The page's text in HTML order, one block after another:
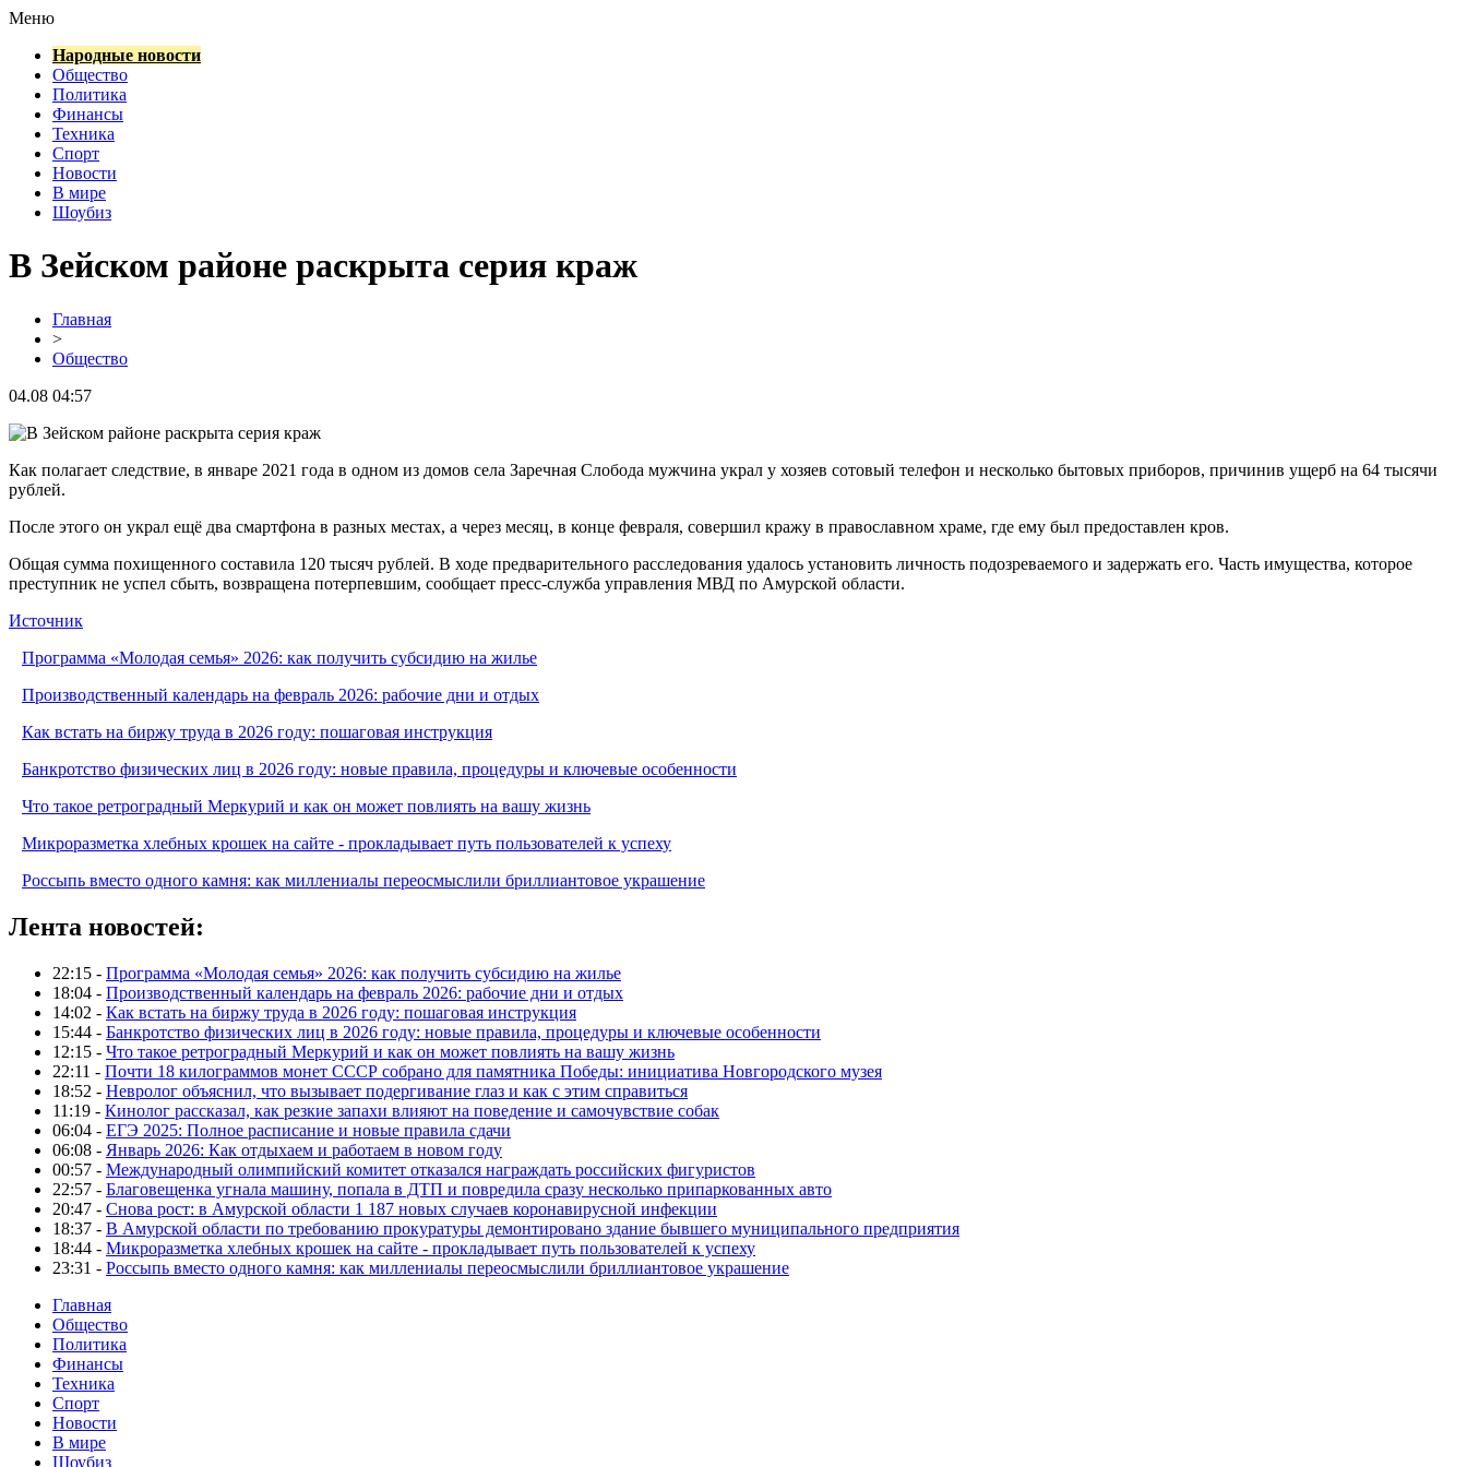
Меню
Народные новости
Общество
Политика
Финансы
Техника
Спорт
Новости
В мире
Шоубиз
В Зейском районе раскрыта серия краж
Главная
>
Общество
04.08 04:57
Как полагает следствие, в январе 2021 года в одном из домов села Заречная Слобода мужчина украл у хозяев сотовый телефон и несколько бытовых приборов, причинив ущерб на 64 тысячи
рублей.
После этого он украл ещё два смартфона в разных местах, а через месяц, в конце февраля, совершил кражу в православном храме, где ему был предоставлен кров.
Общая сумма похищенного составила 120 тысяч рублей. В ходе предварительного расследования удалось установить личность подозреваемого и задержать его. Часть имущества, которое
преступник не успел сбыть, возвращена потерпевшим, сообщает пресс-служба управления МВД по Амурской области.
Источник
Программа «Молодая семья» 2026: как получить субсидию на жилье
Производственный календарь на февраль 2026: рабочие дни и отдых
Как встать на биржу труда в 2026 году: пошаговая инструкция
Банкротство физических лиц в 2026 году: новые правила, процедуры и ключевые особенности
Что такое ретроградный Меркурий и как он может повлиять на вашу жизнь
Микроразметка хлебных крошек на сайте - прокладывает путь пользователей к успеху
Россыпь вместо одного камня: как миллениалы переосмыслили бриллиантовое украшение
Лента новостей:
22:15 - Программа «Молодая семья» 2026: как получить субсидию на жилье
18:04 - Производственный календарь на февраль 2026: рабочие дни и отдых
14:02 - Как встать на биржу труда в 2026 году: пошаговая инструкция
15:44 - Банкротство физических лиц в 2026 году: новые правила, процедуры и ключевые особенности
12:15 - Что такое ретроградный Меркурий и как он может повлиять на вашу жизнь
22:11 - Почти 18 килограммов монет СССР собрано для памятника Победы: инициатива Новгородского музея
18:52 - Невролог объяснил, что вызывает подергивание глаз и как с этим справиться
11:19 - Кинолог рассказал, как резкие запахи влияют на поведение и самочувствие собак
06:04 - ЕГЭ 2025: Полное расписание и новые правила сдачи
06:08 - Январь 2026: Как отдыхаем и работаем в новом году
00:57 - Международный олимпийский комитет отказался награждать российских фигуристов
22:57 - Благовещенка угнала машину, попала в ДТП и повредила сразу несколько припаркованных авто
20:47 - Снова рост: в Амурской области 1 187 новых случаев коронавирусной инфекции
18:37 - В Амурской области по требованию прокуратуры демонтировано здание бывшего муниципального предприятия
18:44 - Микроразметка хлебных крошек на сайте - прокладывает путь пользователей к успеху
23:31 - Россыпь вместо одного камня: как миллениалы переосмыслили бриллиантовое украшение
Главная
Общество
Политика
Финансы
Техника
Спорт
Новости
В мире
Шоубиз